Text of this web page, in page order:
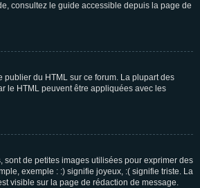
consultez le guide accessible depuis la page de
publier du HTML sur ce forum. La plupart des
le HTML peuvent être appliquées avec les
sont de petites images utilisées pour exprimer des
exemple : :) signifie joyeux, :( signifie triste. La
visible sur la page de rédaction de message.